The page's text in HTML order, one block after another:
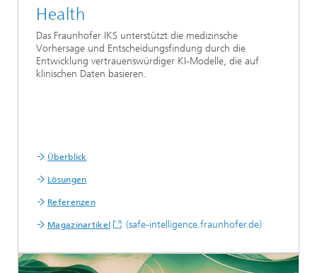
Health
Das Fraunhofer IKS unterstützt die medizinsche
Vorhersage und Entscheidungsfindung durch die
Entwicklung vertrauenswürdiger KI-Modelle, die auf
klinischen Daten basieren.
Überblick
Lösungen
Referenzen
Magazinartikel (safe-intelligence.fraunhofer.de)